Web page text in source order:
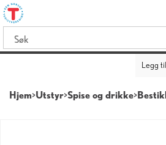
Legg til
Hjem>Utstyr>Spise og drikke>